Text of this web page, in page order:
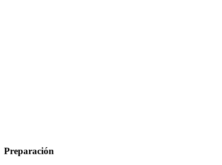
Preparación